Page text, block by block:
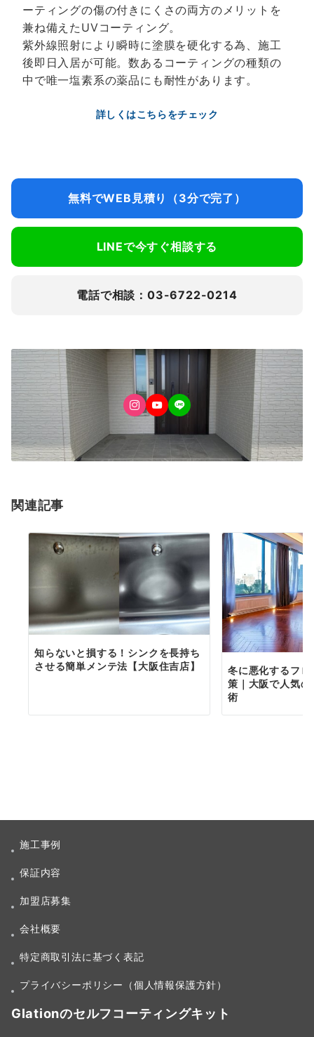
ーティングの傷の付きにくさの両方のメリットを
兼ね備えたUVコーティング。
紫外線照射により瞬時に塗膜を硬化する為、施工
後即日入居が可能。数あるコーティングの種類の
中で唯一塩素系の薬品にも耐性があります。
詳しくはこちらをチェック
無料でWEB見積り（3分で完了）
LINEで今すぐ相談する
電話で相談：03-6722-0214
関連記事
知らないと損する！シンクを長持ち
させる簡単メンテ法【大阪住吉店】
冬に悪化するフ
策｜大阪で人気
術
施工事例
保証内容
加盟店募集
会社概要
特定商取引法に基づく表記
プライバシーポリシー（個人情報保護方針）
Glationのセルフコーティングキット